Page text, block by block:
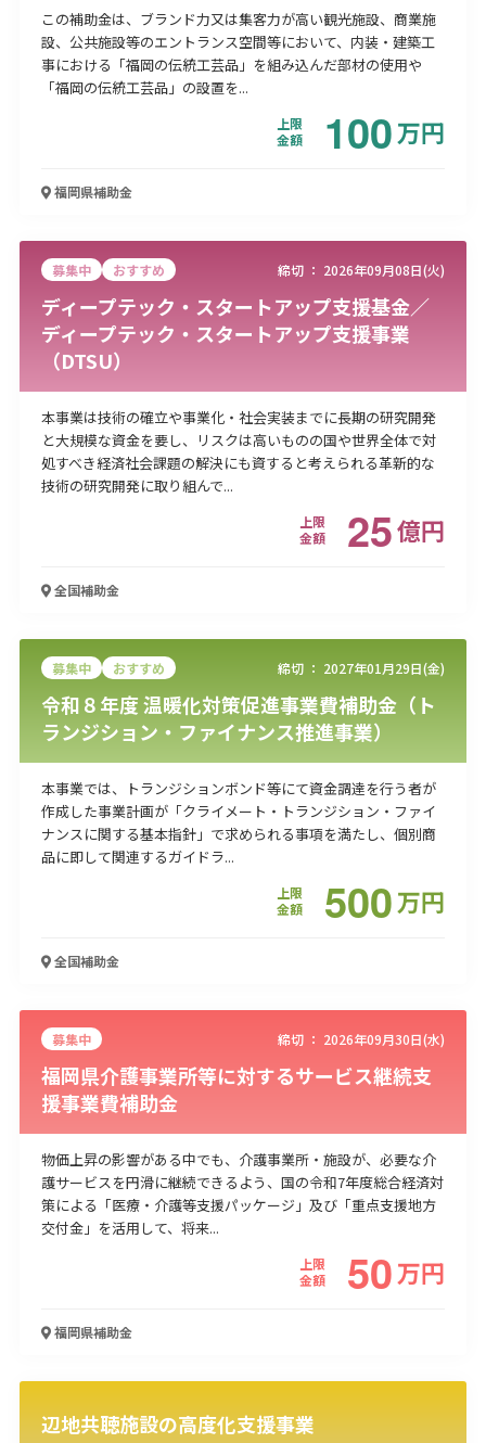
この補助金は、ブランド力又は集客力が高い観光施設、商業施
設、公共施設等のエントランス空間等において、内装・建築工
事における「福岡の伝統工芸品」を組み込んだ部材の使用や
「福岡の伝統工芸品」の設置を...
上限
金額
100万円
福岡県補助金
募集中 おすすめ 締切 ： 2026年09月08日(火)
ディープテック・スタートアップ支援基金／
ディープテック・スタートアップ支援事業
（DTSU）
本事業は技術の確立や事業化・社会実装までに長期の研究開発
と大規模な資金を要し、リスクは高いものの国や世界全体で対
処すべき経済社会課題の解決にも資すると考えられる革新的な
技術の研究開発に取り組んで...
上限
金額
25億円
全国補助金
募集中 おすすめ 締切 ： 2027年01月29日(金)
令和８年度 温暖化対策促進事業費補助金（ト
ランジション・ファイナンス推進事業）
本事業では、トランジションボンド等にて資金調達を行う者が
作成した事業計画が「クライメート・トランジション・ファイ
ナンスに関する基本指針」で求められる事項を満たし、個別商
品に即して関連するガイドラ...
上限
金額
500万円
全国補助金
募集中 締切 ： 2026年09月30日(水)
福岡県介護事業所等に対するサービス継続支
援事業費補助金
物価上昇の影響がある中でも、介護事業所・施設が、必要な介
護サービスを円滑に継続できるよう、国の令和7年度総合経済対
策による「医療・介護等支援パッケージ」及び「重点支援地方
交付金」を活用して、将来...
上限
金額
50万円
福岡県補助金
辺地共聴施設の高度化支援事業